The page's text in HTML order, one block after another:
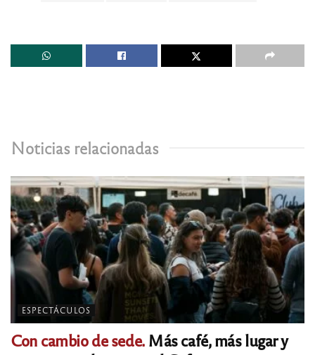
Noticias relacionadas
ESPECTÁCULOS
Con cambio de sede.Más café, más lugar y